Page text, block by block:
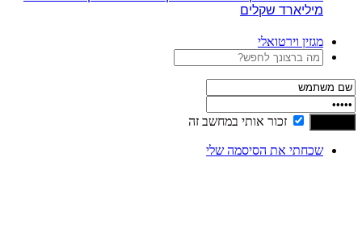
מיליארד שקלים
מגזין וירטואלי
זכור אותי במחשב זה
שכחתי את הסיסמה שלי